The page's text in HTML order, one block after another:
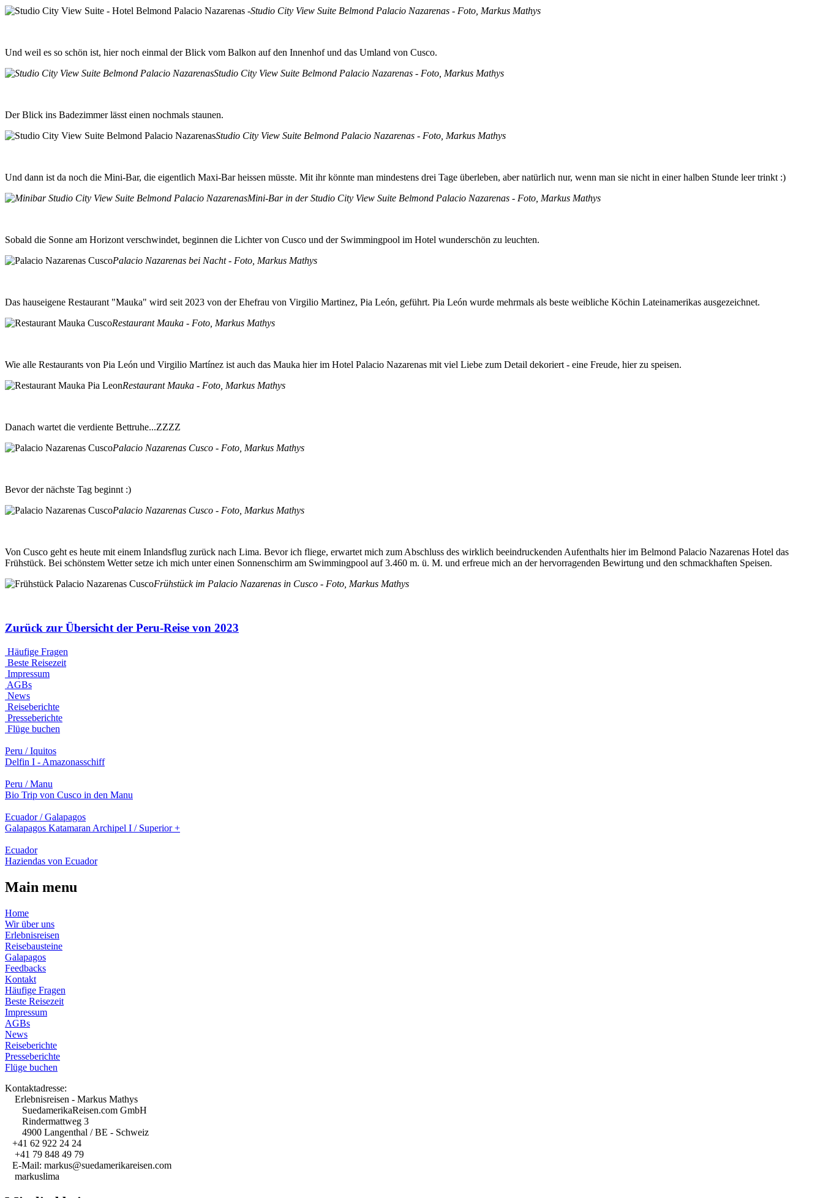
Studio City View Suite Belmond Palacio Nazarenas - Foto, Markus Mathys
Und weil es so schön ist, hier noch einmal der Blick vom Balkon auf den Innenhof und das Umland von Cusco.
Studio City View Suite Belmond Palacio Nazarenas - Foto, Markus Mathys
Der Blick ins Badezimmer lässt einen nochmals staunen.
Studio City View Suite Belmond Palacio Nazarenas - Foto, Markus Mathys
Und dann ist da noch die Mini-Bar, die eigentlich Maxi-Bar heissen müsste. Mit ihr könnte man mindestens drei Tage überleben, aber natürlich nur, wenn man sie nicht in einer halben Stunde leer trinkt :)
Mini-Bar in der Studio City View Suite Belmond Palacio Nazarenas - Foto, Markus Mathys
Sobald die Sonne am Horizont verschwindet, beginnen die Lichter von Cusco und der Swimmingpool im Hotel wunderschön zu leuchten.
Palacio Nazarenas bei Nacht - Foto, Markus Mathys
Das hauseigene Restaurant "Mauka" wird seit 2023 von der Ehefrau von Virgilio Martinez, Pia León, geführt. Pia León wurde mehrmals als beste weibliche Köchin Lateinamerikas ausgezeichnet.
Restaurant Mauka - Foto, Markus Mathys
Wie alle Restaurants von Pia León und Virgilio Martínez ist auch das Mauka hier im Hotel Palacio Nazarenas mit viel Liebe zum Detail dekoriert - eine Freude, hier zu speisen.
Restaurant Mauka - Foto, Markus Mathys
Danach wartet die verdiente Bettruhe...ZZZZ
Palacio Nazarenas Cusco - Foto, Markus Mathys
Bevor der nächste Tag beginnt :)
Palacio Nazarenas Cusco - Foto, Markus Mathys
Von Cusco geht es heute mit einem Inlandsflug zurück nach Lima. Bevor ich fliege, erwartet mich zum Abschluss des wirklich beeindruckenden Aufenthalts hier im Belmond Palacio Nazarenas Hotel das
Frühstück. Bei schönstem Wetter setze ich mich unter einen Sonnenschirm am Swimmingpool auf 3.460 m. ü. M. und erfreue mich an der hervorragenden Bewirtung und den schmackhaften Speisen.
Frühstück im Palacio Nazarenas in Cusco - Foto, Markus Mathys
Zurück zur Übersicht der Peru-Reise von 2023
Häufige Fragen
Beste Reisezeit
Impressum
AGBs
News
Reiseberichte
Presseberichte
Flüge buchen
Peru / Iquitos
Delfin I - Amazonasschiff
Peru / Manu
Bio Trip von Cusco in den Manu
Ecuador / Galapagos
Galapagos Katamaran Archipel I / Superior +
Ecuador
Haziendas von Ecuador
Main menu
Home
Wir über uns
Erlebnisreisen
Reisebausteine
Galapagos
Feedbacks
Kontakt
Häufige Fragen
Beste Reisezeit
Impressum
AGBs
News
Reiseberichte
Presseberichte
Flüge buchen
Kontaktadresse:
Erlebnisreisen - Markus Mathys
SuedamerikaReisen.com GmbH
Rindermattweg 3
4900 Langenthal / BE - Schweiz
+41 62 922 24 24
+41 79 848 49 79
E-Mail: markus@suedamerikareisen.com
markuslima